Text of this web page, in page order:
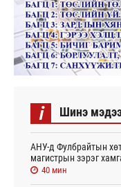
i Шинэ
АНУ-д Фулбрайтын
магистрын зэрэг
40 мин